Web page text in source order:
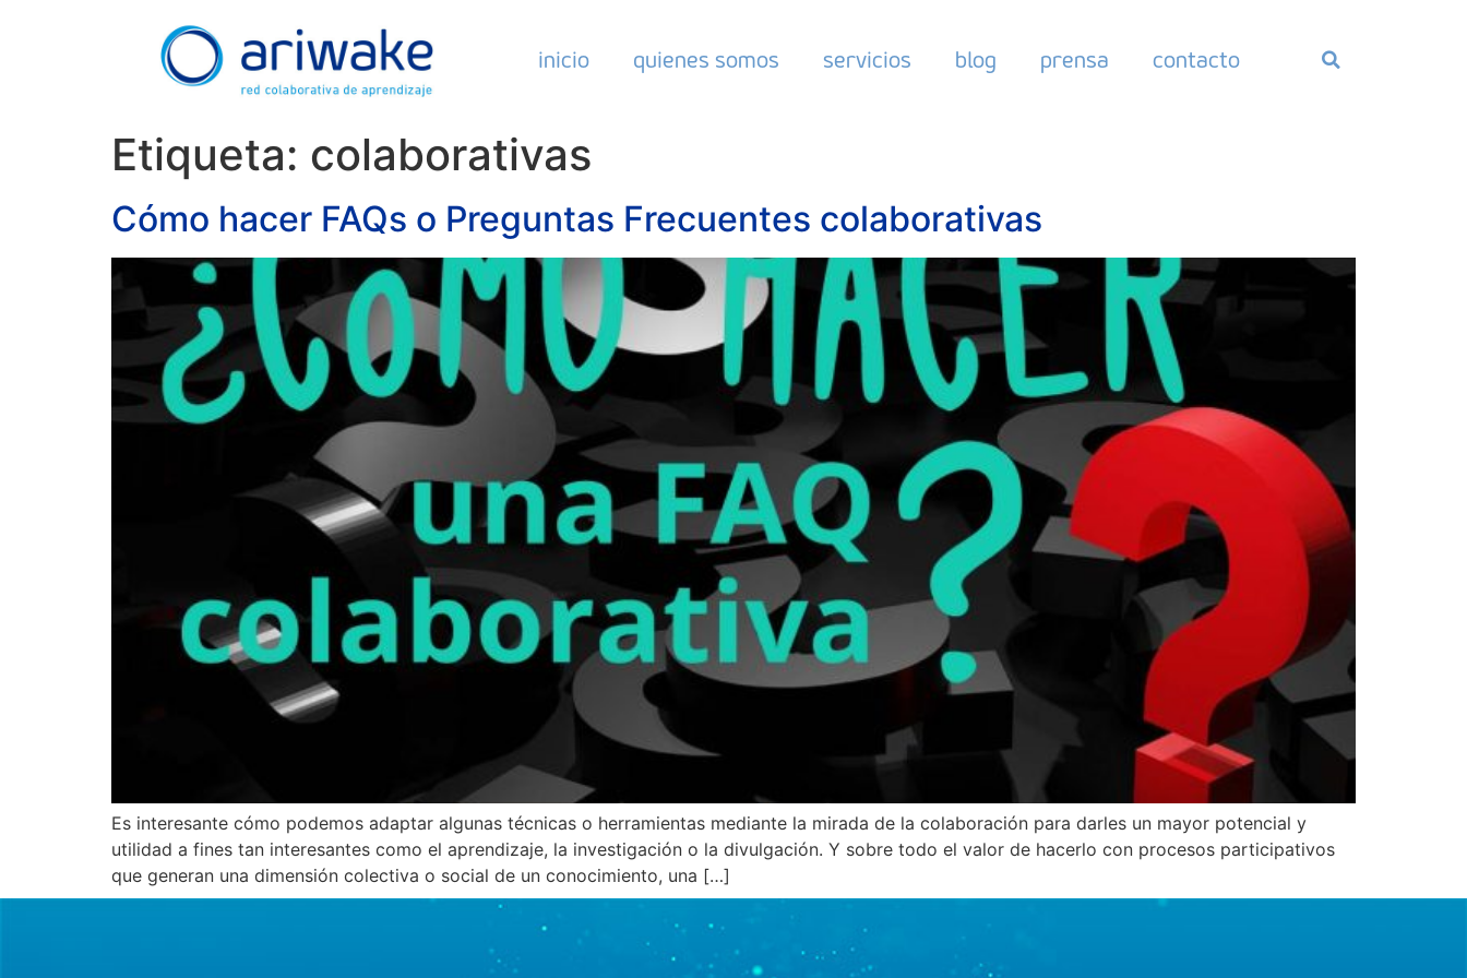
inicio quienes somos servicios blog prensa contacto
Etiqueta: colaborativas
Cómo hacer FAQs o Preguntas Frecuentes colaborativas
Es interesante cómo podemos adaptar algunas técnicas o herramientas mediante la mirada de la colaboración para darles un mayor potencial y
utilidad a fines tan interesantes como el aprendizaje, la investigación o la divulgación. Y sobre todo el valor de hacerlo con procesos participativos
que generan una dimensión colectiva o social de un conocimiento, una […]